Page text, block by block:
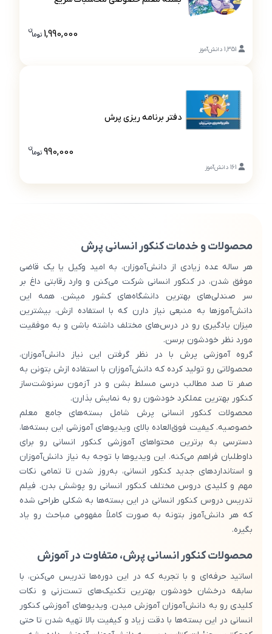
1,351 دانش‌آموز
1,990,000 توما
ن
161 دانش‌آموز
دفتر برنامه ریزی پرش
990,000 توما
ن
محصولات و خدمات کنکور انسانی پرش
هر ساله عده زیادی از دانش‌آموزان، به امید وکیل یا یک قاضی
موفق شدن، در کنکور انسانی شرکت می‌کنن و وارد رقابتی داغ بر
سر صندلی‌های بهترین دانشگاه‌های کشور میشن. همه این
دانش‌‌آموزها به منبعی نیاز دارن که با استفاده ازش، بیشترین
میزان یادگیری رو در درس‌های مختلف داشته باشن و به موفقیت
مورد نظر خودشون برسن.
گروه آموزشی پرش با در نظر گرفتن این نیاز دانش‌آموزان،
محصولاتی رو تولید کرده که دانش‌آموزان با استفاده ازش بتونن به
صفر تا صد مطالب درسی مسلط بشن و در آزمون سرنوشت‌ساز
کنکور بهترین عملکرد خودشون رو به نمایش بذارن.
محصولات کنکور انسانی پرش شامل بسته‌های جامع معلم
خصوصیه. کیفیت فوق‌العاده بالای ویدیوهای آموزشی این بسته‌ها،
دسترسی به برترین محتواهای آموزشی کنکور انسانی رو برای
داوطلبان فراهم می‌کنه. این ویدیوها با توجه به نیاز دانش‌آموزان
و استانداردهای جدید کنکور انسانی، به‌روز شدن تا تمامی نکات
مهم و کلیدی دروس مختلف کنکور انسانی رو پوشش بدن. فیلم
تدریس دروس کنکور انسانی در این بسته‌ها به شکلی طراحی شده
که هر دانش‌آموز بتونه به صورت کاملاً مفهومی مباحث رو یاد
بگیره.
محصولات کنکور انسانی پرش، متفاوت در آموزش
اساتید حرفه‌ای و با تجربه که در این دوره‌ها تدریس می‌کنن، با
سابقه درخشان خودشون بهترین تکنیک‌های تست‌زنی و نکات
کلیدی رو به دانش‌آموزان آموزش میدن. ویدیوهای آموزشی کنکور
انسانی در این بسته‌ها با دقت زیاد و کیفیت بالا تهیه شدن تا حتی